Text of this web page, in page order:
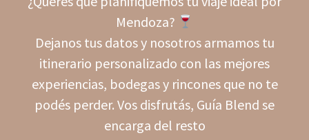
Mendoza?
Dejanos tus datos y nosotros armamos tu
itinerario personalizado con las mejores
experiencias, bodegas y rincones que no te
podés perder. Vos disfrutás, Guía Blend se
encarga del resto